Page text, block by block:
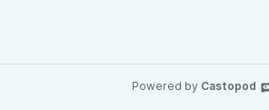
Powered by Castopod